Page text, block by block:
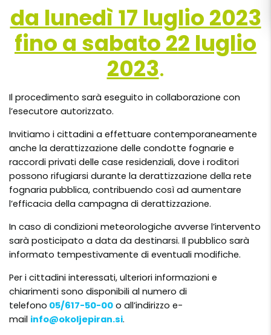
da lunedì 17 luglio 2023
fino a sabato 22 luglio
2023.
Il procedimento sarà eseguito in collaborazione con
l’esecutore autorizzato.
Invitiamo i cittadini a effettuare contemporaneamente
anche la derattizzazione delle condotte fognarie e
raccordi privati delle case residenziali, dove i roditori
possono rifugiarsi durante la derattizzazione della rete
fognaria pubblica, contribuendo così ad aumentare
l’efficacia della campagna di derattizzazione.
In caso di condizioni meteorologiche avverse l’intervento
sarà posticipato a data da destinarsi. Il pubblico sarà
informato tempestivamente di eventuali modifiche.
Per i cittadini interessati, ulteriori informazioni e
chiarimenti sono disponibili al numero di
telefono 05/617-50-00 o all’indirizzo e-
mail info@okoljepiran.si.